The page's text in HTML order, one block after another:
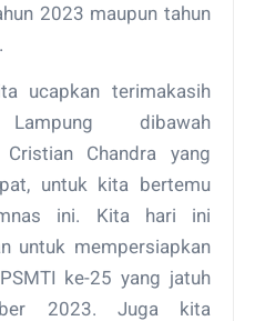
2023 maupun tahun
ucapkan terimakasih
dibawah
Chandra yang
untuk kita bertemu
ini. Kita hari ini
untuk mempersiapkan
ke-25 yang jatuh
2023. Juga kita